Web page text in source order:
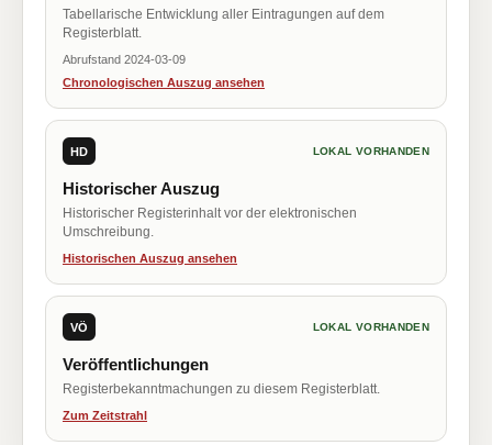
Tabellarische Entwicklung aller Eintragungen auf dem
Registerblatt.
Abrufstand 2024-03-09
Chronologischen Auszug ansehen
HD LOKAL VORHANDEN
Historischer Auszug
Historischer Registerinhalt vor der elektronischen
Umschreibung.
Historischen Auszug ansehen
VÖ LOKAL VORHANDEN
Veröffentlichungen
Registerbekanntmachungen zu diesem Registerblatt.
Zum Zeitstrahl